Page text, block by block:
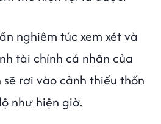
nghiêm túc xem xét và
tài chính cá nhân của
rơi vào cảnh thiếu thốn
như hiện giờ.